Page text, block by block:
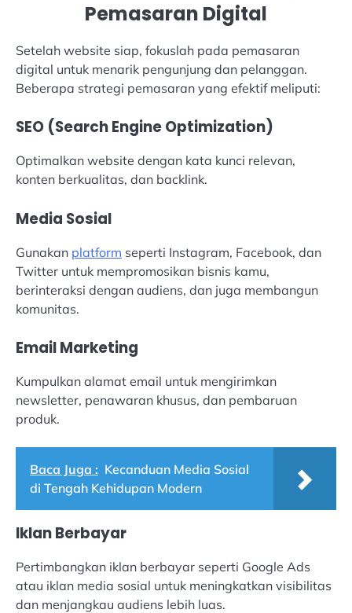
Pemasaran Digital
Setelah website siap, fokuslah pada pemasaran
digital untuk menarik pengunjung dan pelanggan.
Beberapa strategi pemasaran yang efektif meliputi:
SEO (Search Engine Optimization)
Optimalkan website dengan kata kunci relevan,
konten berkualitas, dan backlink.
Media Sosial
Gunakan platform seperti Instagram, Facebook, dan
Twitter untuk mempromosikan bisnis kamu,
berinteraksi dengan audiens, dan juga membangun
komunitas.
Email Marketing
Kumpulkan alamat email untuk mengirimkan
newsletter, penawaran khusus, dan pembaruan
produk.
Baca Juga : Kecanduan Media Sosial
di Tengah Kehidupan Modern
Iklan Berbayar
Pertimbangkan iklan berbayar seperti Google Ads
atau iklan media sosial untuk meningkatkan visibilitas
dan menjangkau audiens lebih luas.